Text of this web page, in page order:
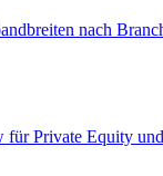
nach
für Private Equity